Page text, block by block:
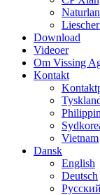
Download
Videoer
Om Vissing
Kontakt
Vietnam
Dansk
English
Deutsch
Русский